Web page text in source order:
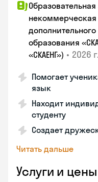
некоммерческая
образования
«СКАЕНГ») • 2026 г.
Помогает
язык
Находит
студенту
Создает
Читать дальше
Услуги и цены